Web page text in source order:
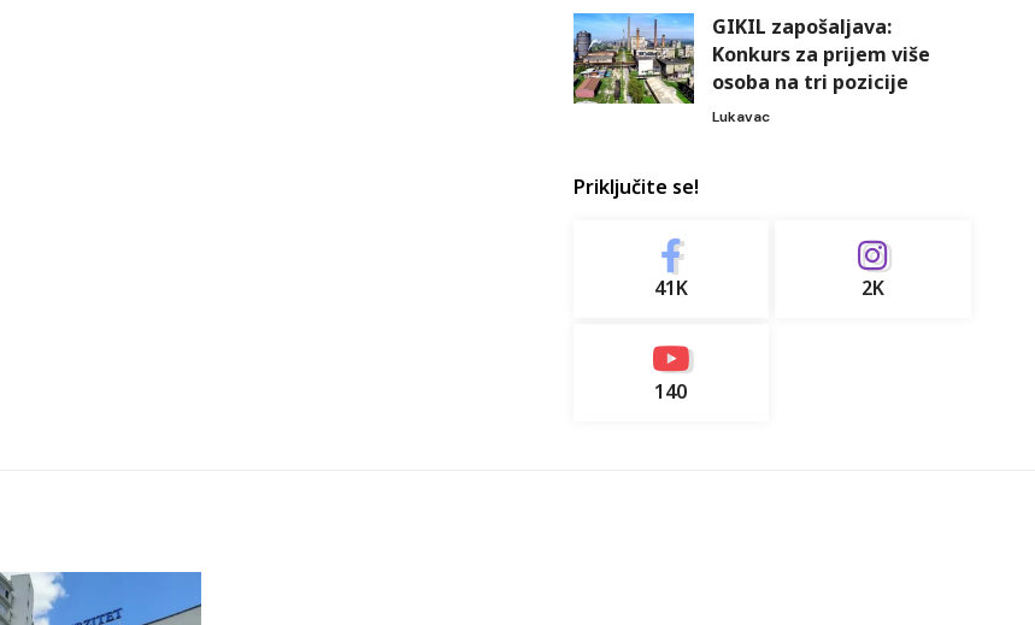
GIKIL zapošaljava:
Konkurs za prijem više
osoba na tri pozicije
Lukavac
Priključite se!
41K 2K
140